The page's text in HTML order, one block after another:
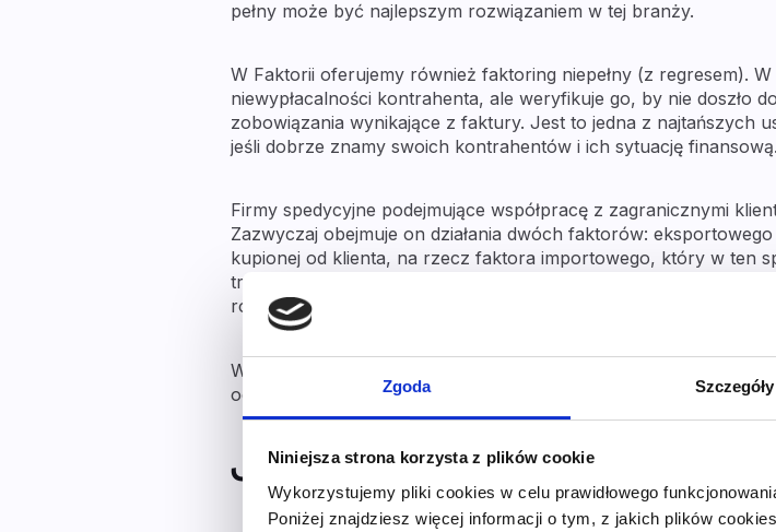
Zgoda Szczegóły
Niniejsza strona korzysta z plików cookie
Wykorzystujemy pliki cookies w celu prawidłowego
Poniżej znajdziesz więcej informacji o tym, z jakich plików
pełny może być najlepszym rozwiązaniem w tej branży.
W Faktorii oferujemy również faktoring niepełny (z regresem).
niewypłacalności kontrahenta, ale weryfikuje go, by nie doszło
zobowiązania wynikające z faktury. Jest to jedna z najtańszych
jeśli dobrze znamy swoich kontrahentów i ich sytuację finansową.
Firmy spedycyjne podejmujące współpracę z zagranicznymi
Zazwyczaj obejmuje on działania dwóch faktorów:
kupionej od klienta, na rzecz faktora importowego, który w ten
transakcję od importera. Następnie faktor importowy przekazuje
rozliczyć się z przedsiębiorcą.
Wybierając faktoring międzynarodowy oprócz finansowania
od swoich zagranicznych kontrahentów.
Jak ubiegać się o faktoring